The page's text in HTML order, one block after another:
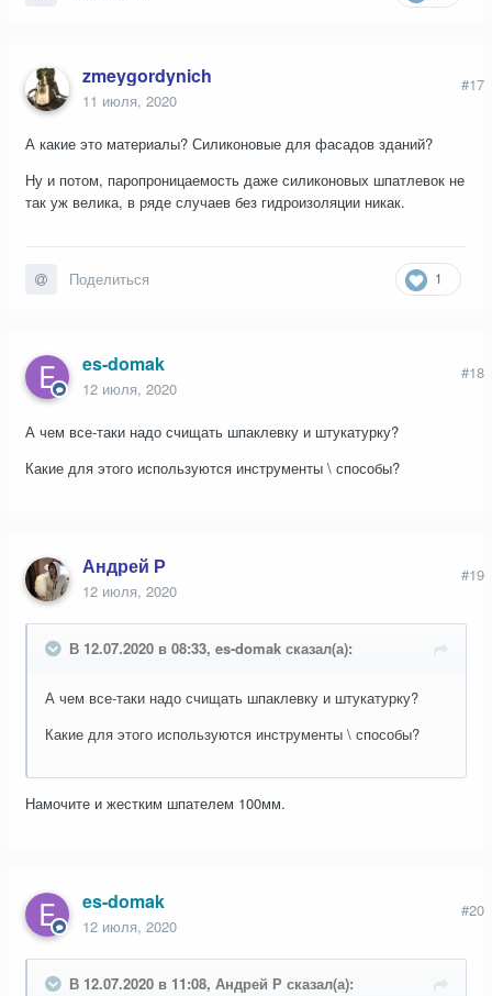
zmeygordynich
11 июля, 2020
#17
А какие это материалы? Силиконовые для фасадов зданий?
Ну и потом, паропроницаемость даже силиконовых шпатлевок не
так уж велика, в ряде случаев без гидроизоляции никак.
1
Поделиться
es-domak
12 июля, 2020
#18
А чем все-таки надо счищать шпаклевку и штукатурку?
Какие для этого используются инструменты \ способы?
Андрей Р
12 июля, 2020
#19
В 12.07.2020 в 08:33, es-domak сказал(а):
А чем все-таки надо счищать шпаклевку и штукатурку?
Какие для этого используются инструменты \ способы?
Намочите и жестким шпателем 100мм.
es-domak
12 июля, 2020
#20
В 12.07.2020 в 11:08, Андрей Р сказал(а):